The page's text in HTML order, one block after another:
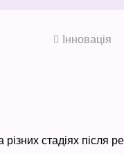
Інновація